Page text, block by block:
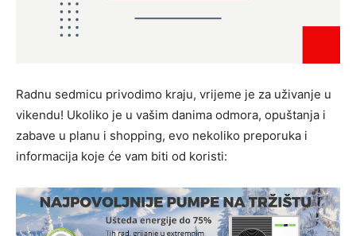
Radnu sedmicu privodimo kraju, vrijeme je za uživanje u
vikendu! Ukoliko je u vašim danima odmora, opuštanja i
zabave u planu i shopping, evo nekoliko preporuka i
informacija koje će vam biti od koristi: